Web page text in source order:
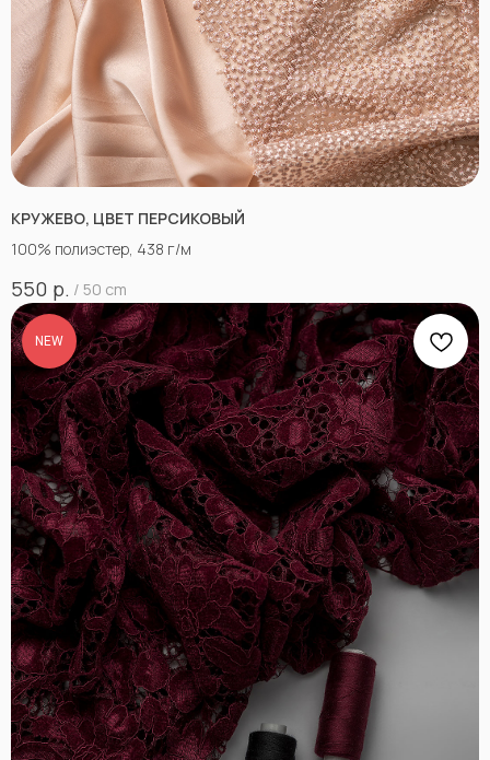
КРУЖЕВО, ЦВЕТ ПЕРСИКОВЫЙ
100% полиэстер, 438 г/м
550 р. / 50 cm
NEW